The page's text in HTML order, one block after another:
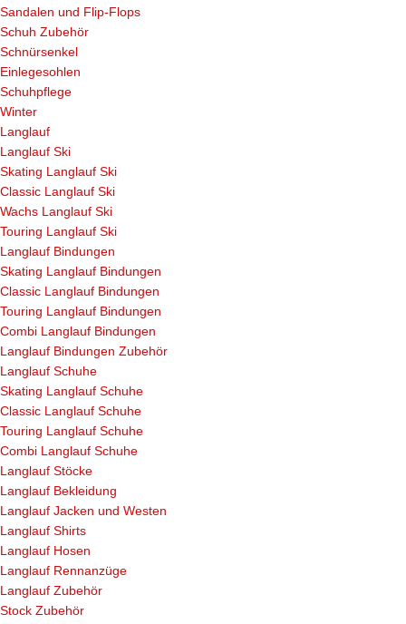
Sandalen und Flip-Flops
Schuh Zubehör
Schnürsenkel
Einlegesohlen
Schuhpflege
Winter
Langlauf
Langlauf Ski
Skating Langlauf Ski
Classic Langlauf Ski
Wachs Langlauf Ski
Touring Langlauf Ski
Langlauf Bindungen
Skating Langlauf Bindungen
Classic Langlauf Bindungen
Touring Langlauf Bindungen
Combi Langlauf Bindungen
Langlauf Bindungen Zubehör
Langlauf Schuhe
Skating Langlauf Schuhe
Classic Langlauf Schuhe
Touring Langlauf Schuhe
Combi Langlauf Schuhe
Langlauf Stöcke
Langlauf Bekleidung
Langlauf Jacken und Westen
Langlauf Shirts
Langlauf Hosen
Langlauf Rennanzüge
Langlauf Zubehör
Stock Zubehör